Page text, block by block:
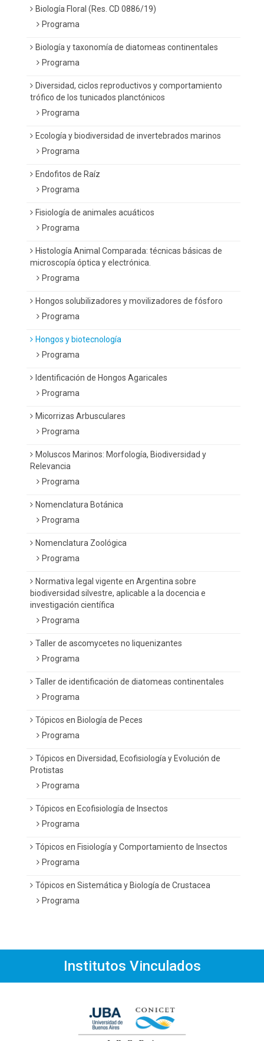
Biología Floral (Res. CD 0886/19)
Programa
Biología y taxonomía de diatomeas continentales
Programa
Diversidad, ciclos reproductivos y comportamiento
trófico de los tunicados planctónicos
Programa
Ecología y biodiversidad de invertebrados marinos
Programa
Endofitos de Raíz
Programa
Fisiología de animales acuáticos
Programa
Histología Animal Comparada: técnicas básicas de
microscopía óptica y electrónica.
Programa
Hongos solubilizadores y movilizadores de fósforo
Programa
Hongos y biotecnología
Programa
Identificación de Hongos Agaricales
Programa
Micorrizas Arbusculares
Programa
Moluscos Marinos: Morfología, Biodiversidad y
Relevancia
Programa
Nomenclatura Botánica
Programa
Nomenclatura Zoológica
Programa
Normativa legal vigente en Argentina sobre
biodiversidad silvestre, aplicable a la docencia e
investigación científica
Programa
Taller de ascomycetes no liquenizantes
Programa
Taller de identificación de diatomeas continentales
Programa
Tópicos en Biología de Peces
Programa
Tópicos en Diversidad, Ecofisiología y Evolución de
Protistas
Programa
Tópicos en Ecofisiología de Insectos
Programa
Tópicos en Fisiología y Comportamiento de Insectos
Programa
Tópicos en Sistemática y Biología de Crustacea
Programa
Institutos Vinculados